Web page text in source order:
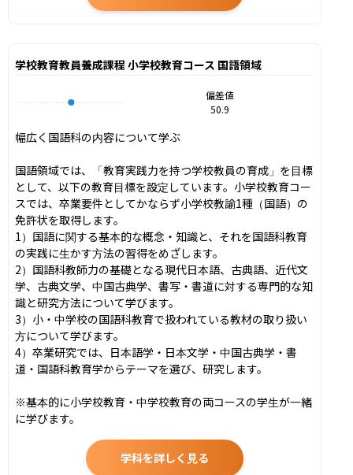
学校教育教員養成課程 小学校教育コース 国語領域
偏差値
50.9
幅広く国語科の内容について学ぶ
国語領域では、「教育実践力を持つ学校教員の育成」を目標
として、以下の教育目標を設定しています。小学校教育コー
スでは、卒業要件としてかならず小学校教諭1種（国語）の
免許状を取得します。
1）国語に関する基本的な概念・知識と、それを国語科教育
の実践に生かす方法の習得をめざします。
2）国語科教師力の基礎となる現代日本語、古典語、近代文
学、古典文学、中国古典学、書写・書道に対する専門的な知
識と研究方法について学びます。
3）小・中学校の国語科教育で扱われている教材の取り扱い
方について学びます。
4）卒業研究では、日本語学・日本文学・中国古典学・書
道・国語科教育学からテーマを選び、研究します。
※基本的に小学校教育・中学校教育の両コースの学生が一緒
に学びます。
学科を詳しく見る